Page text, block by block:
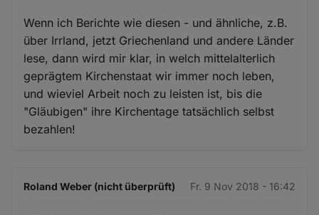
Wenn ich Berichte wie diesen - und ähnliche, z.B.
über Irrland, jetzt Griechenland und andere Länder
lese, dann wird mir klar, in welch mittelalterlich
geprägtem Kirchenstaat wir immer noch leben,
und wieviel Arbeit noch zu leisten ist, bis die
"Gläubigen" ihre Kirchentage tatsächlich selbst
bezahlen!
Roland Weber (nicht überprüft) Fr. 9 Nov 2018 - 16:42